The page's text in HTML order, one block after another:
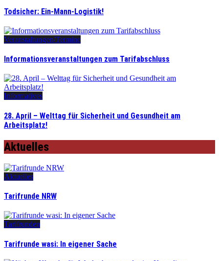
Todsicher: Ein-Mann-Logistik!
Veranstaltungen/Termine
Informationsveranstaltungen zum Tarifabschluss
Informatives
28. April – Welttag für Sicherheit und Gesundheit am
Arbeitsplatz!
Aktuelles
Aktuelles
Tarifrunde NRW
Tarifrunden
Tarifrunde wasi: In eigener Sache